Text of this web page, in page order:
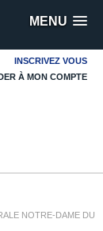
MENU
INSCRIVEZ VOUS
À MON COMPTE
NOTRE-DAME DU